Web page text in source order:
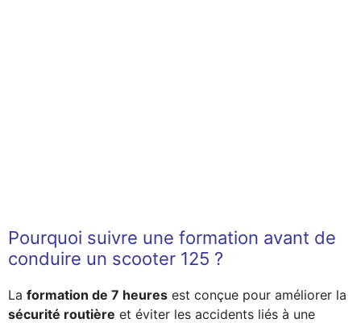
Pourquoi suivre une formation avant de
conduire un scooter 125 ?
La formation de 7 heures est conçue pour améliorer la
sécurité routière et éviter les accidents liés à une